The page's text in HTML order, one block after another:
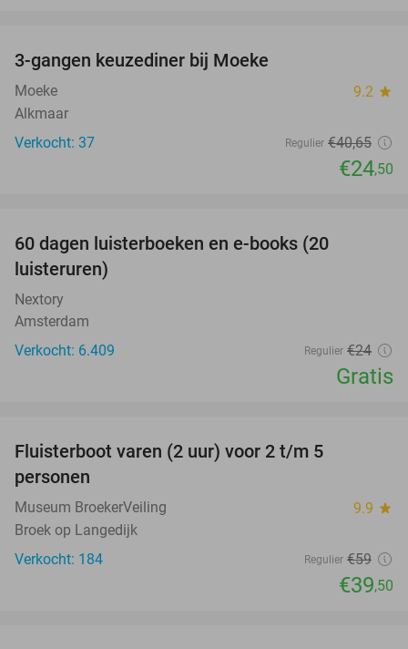
3-gangen keuzediner bij Moeke
Moeke 9.2 star
Alkmaar
Verkocht: 37
Regulier €40,65
€24,50
60 dagen luisterboeken en e-books (20
luisteruren)
Nextory
Amsterdam
Verkocht: 6.409
Regulier €24
Gratis
Fluisterboot varen (2 uur) voor 2 t/m 5
personen
Museum BroekerVeiling 9.9 star
Broek op Langedijk
Verkocht: 184
Regulier €59
€39,50